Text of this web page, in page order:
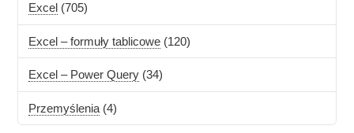
Excel (705)
Excel – formuły tablicowe (120)
Excel – Power Query (34)
Przemyślenia (4)